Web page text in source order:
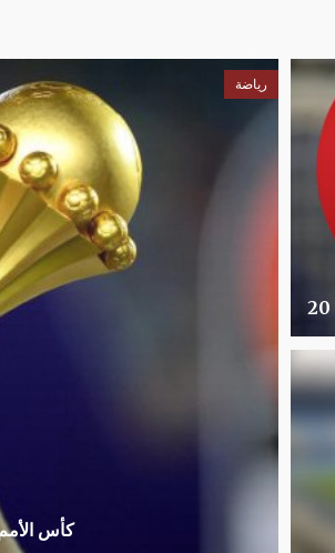
كأس الأمم الأفريقية
رياضة